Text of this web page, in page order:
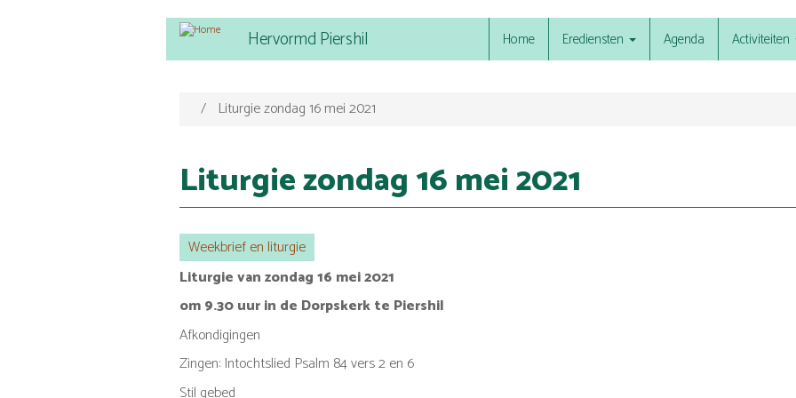
Hervormd Piershil
Main
navigation Home Erediensten Agenda Activiteiten
Liturgie zondag 16 mei 2021
Liturgie zondag 16 mei 2021
Weekbrief en liturgie
Liturgie van zondag 16 mei 2021
om 9.30 uur in de Dorpskerk te Piershil
Afkondigingen
Zingen: Intochtslied Psalm 84 vers 2 en 6
Stil gebed